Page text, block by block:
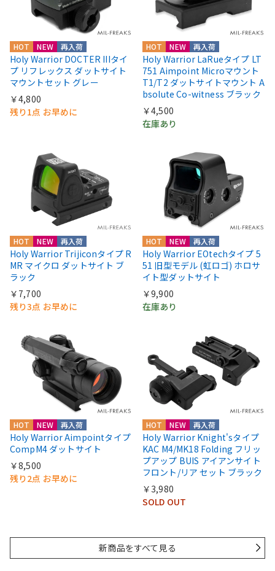
HOT NEW 再入荷
Holy Warrior DOCTER IIIタイ
プ リフレックス ダットサイト
マウントセット グレー
￥4,800
残り1点 お早めに
HOT NEW 再入荷
Holy Warrior LaRueタイプ LT
751 Aimpoint Microマウント
T1/T2 ダットサイトマウント A
bsolute Co-witness ブラック
￥4,500
在庫あり
HOT NEW 再入荷
Holy Warrior Trijiconタイプ R
MR マイクロ ダットサイト ブ
ラック
￥7,700
残り3点 お早めに
HOT NEW 再入荷
Holy Warrior EOtechタイプ 5
51 旧型モデル (虹ロゴ) ホロサ
イト型ダットサイト
￥9,900
在庫あり
HOT NEW 再入荷
Holy Warrior Aimpointタイプ
CompM4 ダットサイト
￥8,500
残り2点 お早めに
HOT NEW 再入荷
Holy Warrior Knight'sタイプ
KAC M4/MK18 Folding フリッ
プアップ BUIS アイアンサイト
フロント/リア セット ブラック
￥3,980
SOLD OUT
新商品をすべて見る